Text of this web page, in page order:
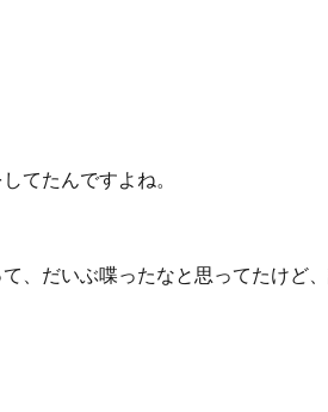
てたんですよね。
、だいぶ喋ったなと思ってたけど